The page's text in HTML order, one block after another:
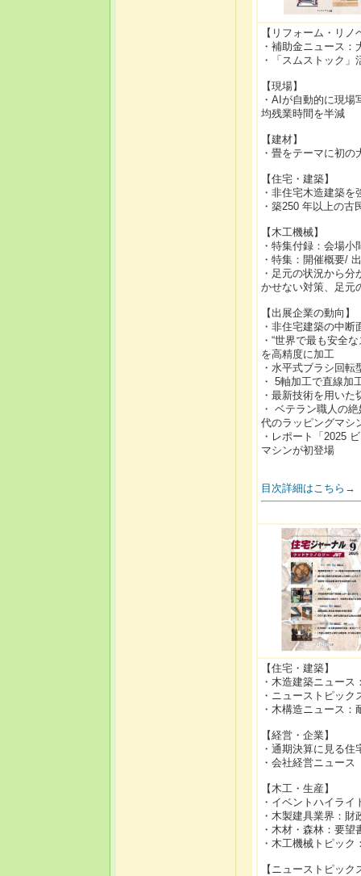
【リフォーム・リノ
・補助金ニュース
・「スムストック
【現場】
・AIが自動的に現
均残業時間を半減
【建材】
・畳をテーマに初
【住宅・建築】
・非住宅木造建築
・築250 年以上の
【木工機械】
・特集付録：会場
・特集：開催概要/
・足元の状況から
かせない対策、足元
【出展企業の動向】
・非住宅建築の中
・“世界で最も安全
を高精度に加工
・水平式ブラシ回
・ 5軸加工で直線加
・最新技術を用い
・ ベテラン職人の
代のラッピングマシ
・レポート「2025
マシンが初登場
目次詳細はこちら→
【住宅・建築】
・木造建築ニュー
・ニューストピッ
・木構造ニュース
【経営・企業】
・通期決算に見る住
・会社経営ニュー
【木工・生産】
・イベントハイラ
・木製建具業界：
・木材・森林：要
・木工機械トピッ
【ニューストピック